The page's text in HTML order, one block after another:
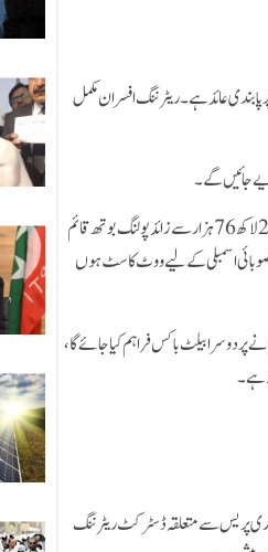
پر پابندی عائد ہے۔ ریٹرننگ افسران مکمل
واضح رہے کہ الیکشن کمیشن نے ملک بھر میں انتخابات کے لیے7 لاکھ بیلٹ باکس کا انتظام کر لیا جبکہ ووٹنگ کے لیے 2 لاکھ 76 ہزار سے زائد پولنگ بوتھ قائم
میں صوبائی اسمبلی کے لیے ووٹ کاسٹ ہوں
پر دوسرا بیلٹ باکس فراہم کیا جائے گا،
ہے۔
پریس سے متعلقہ ڈسٹرکٹ ریٹرننگ